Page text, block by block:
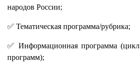
народов России;
✅ Тематическая программа/рубрика;
✅ Информационная программа (цикл
программ);